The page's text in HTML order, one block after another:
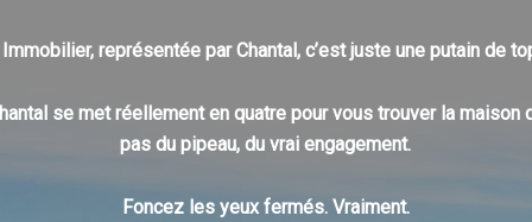
représentée par Chantal, c’est juste une putain de
se met réellement en quatre pour vous trouver la
pas du pipeau, du vrai engagement.
Foncez les yeux fermés. Vraiment.